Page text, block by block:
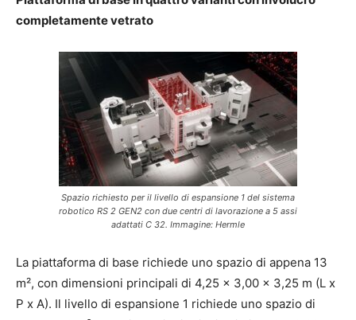
completamente vetrato
Spazio richiesto per il livello di espansione 1 del sistema
robotico RS 2 GEN2 con due centri di lavorazione a 5 assi
adattati C 32. Immagine: Hermle
La piattaforma di base richiede uno spazio di appena 13
m², con dimensioni principali di 4,25 x 3,00 x 3,25 m (L x
P x A). Il livello di espansione 1 richiede uno spazio di